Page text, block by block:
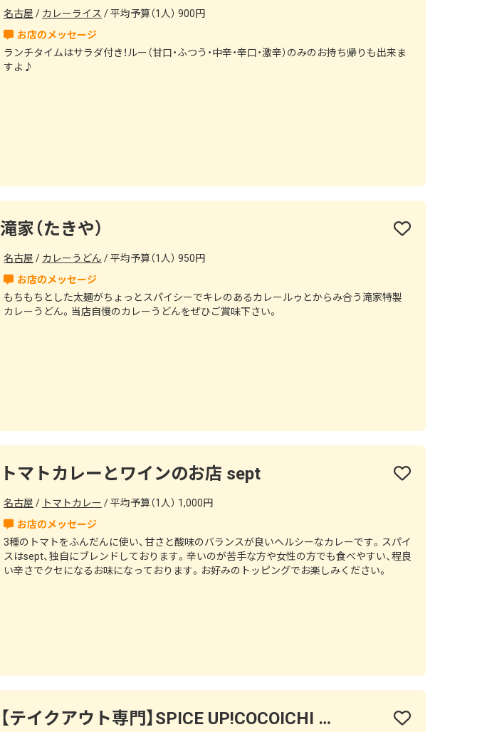
名古屋 カレーライス 平均予算（1人） 900円
ランチタイムはサラダ付き！ルー（甘口・ふつう・中辛・辛口・激辛）のみのお持ち帰りも出来ま
すよ♪
滝家（たきや）
名古屋 カレーうどん 平均予算（1人） 950円
もちもちとした太麺がちょっとスパイシーでキレのあるカレールゥとからみ合う滝家特製
カレーうどん。当店自慢のカレーうどんをぜひご賞味下さい。
トマトカレーとワインのお店 sept
名古屋 トマトカレー 平均予算（1人） 1,000円
3種のトマトをふんだんに使い、甘さと酸味のバランスが良いヘルシーなカレーです。スパイ
スはsept、独自にブレンドしております。辛いのが苦手な方や女性の方でも食べやすい、程良
い辛さでクセになるお味になっております。お好みのトッピングでお楽しみください。
【テイクアウト専門】SPICE UP!COCOICHI BAKERY 名駅サンロード店